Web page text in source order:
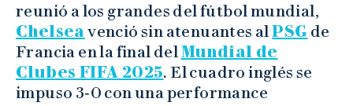
reunió a los grandes del fútbol mundial,
Chelseavenció sin atenuantes alPSG de
Francia en la final delMundial de
Clubes FIFA 2025. El cuadro inglés se
impuso 3‑0 con una performance